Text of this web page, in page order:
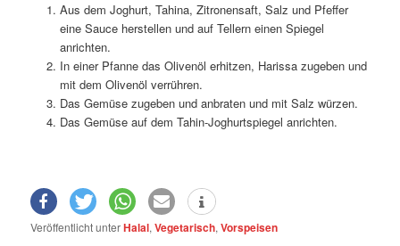
Aus dem Joghurt, Tahina, Zitronensaft, Salz und Pfeffer
eine Sauce herstellen und auf Tellern einen Spiegel
anrichten.
In einer Pfanne das Olivenöl erhitzen, Harissa zugeben und
mit dem Olivenöl verrühren.
Das Gemüse zugeben und anbraten und mit Salz würzen.
Das Gemüse auf dem Tahin-Joghurtspiegel anrichten.
Veröffentlicht unterHalal,Vegetarisch,Vorspeisen